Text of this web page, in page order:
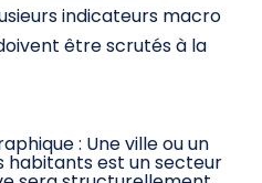
indicateurs macro
être scrutés à la
: Une ville ou un
habitants est un secteur